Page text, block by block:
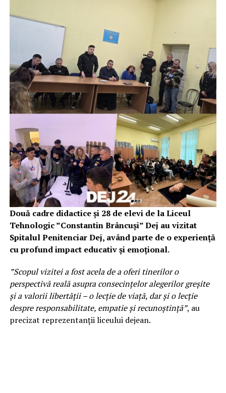
Două cadre didactice și 28 de elevi de la Liceul
Tehnologic ”Constantin Brâncuși” Dej au vizitat
Spitalul Penitenciar Dej, având parte de o experiență
cu profund impact educativ și emoțional.
”Scopul vizitei a fost acela de a oferi tinerilor o
perspectivă reală asupra consecințelor alegerilor greșite
și a valorii libertății – o lecție de viață, dar și o lecție
despre responsabilitate, empatie și recunoștință”, au
precizat reprezentanții liceului dejean.